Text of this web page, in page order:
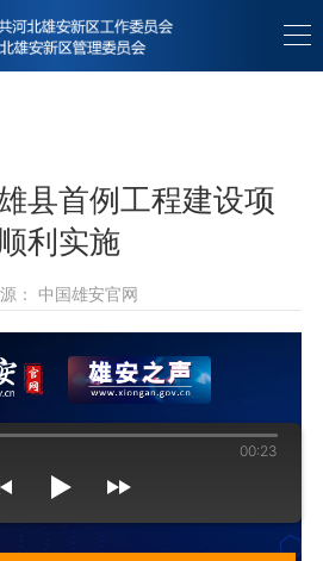
县首例工程建设项
利实施
： 中国雄安官网
00:23